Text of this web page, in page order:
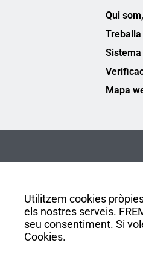
Utilitzem cookies
els nostres serveis.
seu consentiment. Si
Cookies.
Qui
Mapa